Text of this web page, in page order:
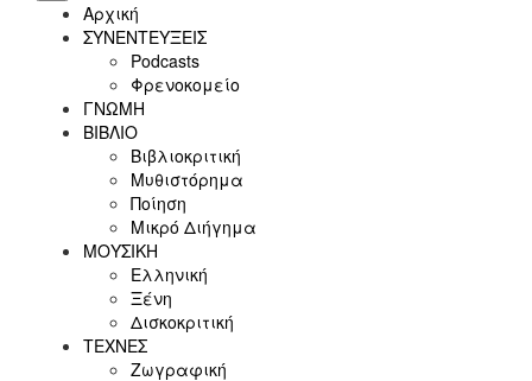
Αρχική
ΣΥΝΕΝΤΕΥΞΕΙΣ
Podcasts
Φρενοκομείο
ΓΝΩΜΗ
ΒΙΒΛΙΟ
Βιβλιοκριτική
Μυθιστόρημα
Ποίηση
Μικρό Διήγημα
ΜΟΥΣΙΚΗ
Ελληνική
Ξένη
Δισκοκριτική
ΤΕΧΝΕΣ
Ζωγραφική